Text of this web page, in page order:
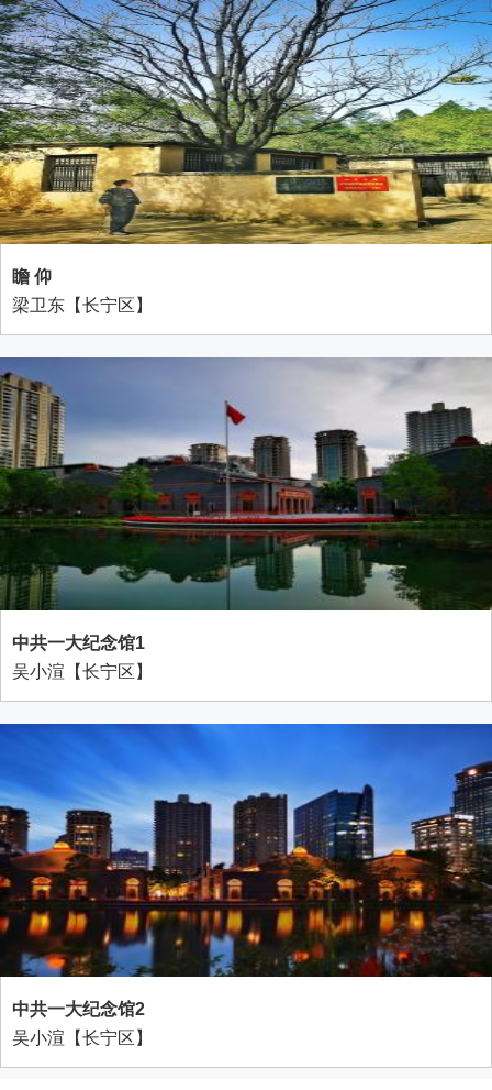
瞻 仰
梁卫东【长宁区】
中共一大纪念馆1
吴小渲【长宁区】
中共一大纪念馆2
吴小渲【长宁区】